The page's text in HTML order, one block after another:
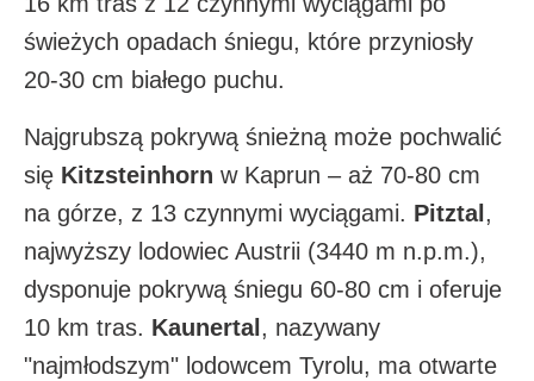
świeżych opadach śniegu, które przyniosły
20-30 cm białego puchu.​
Najgrubszą pokrywą śnieżną może pochwalić
się Kitzsteinhorn w Kaprun – aż 70-80 cm
na górze, z 13 czynnymi wyciągami. Pitztal ,
najwyższy lodowiec Austrii (3440 m n.p.m.),
dysponuje pokrywą śniegu 60-80 cm i oferuje
10 km tras. Kaunertal , nazywany
"najmłodszym" lodowcem Tyrolu, ma otwarte